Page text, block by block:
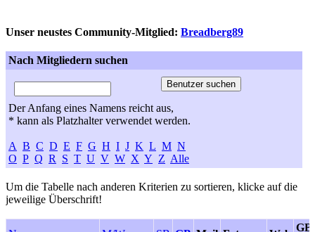
Unser neustes Community-Mitglied: Breadberg89
Nach Mitgliedern suchen
Der Anfang eines Namens reicht aus,
* kann als Platzhalter verwendet werden.
A B C D E F G H I J K L M N
O P Q R S T U V W X Y Z Alle
Um die Tabelle nach anderen Kriterien zu sortieren, klicke auf die
jeweilige Überschrift!
GB-